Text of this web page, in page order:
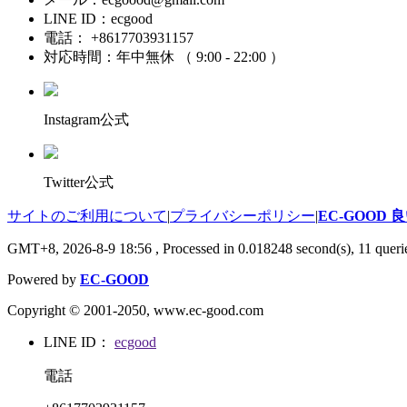
LINE ID：ecgood
電話： +8617703931157
対応時間：年中無休 （ 9:00 - 22:00 ）
Instagram公式
Twitter公式
サイトのご利用について|プライバシーポリシー|EC-GOOD
GMT+8, 2026-8-9 18:56 , Processed in 0.018248 second(s), 11
Powered by EC-GOOD
Copyright © 2001-2050, www.ec-good.com
LINE ID： ecgood
電話